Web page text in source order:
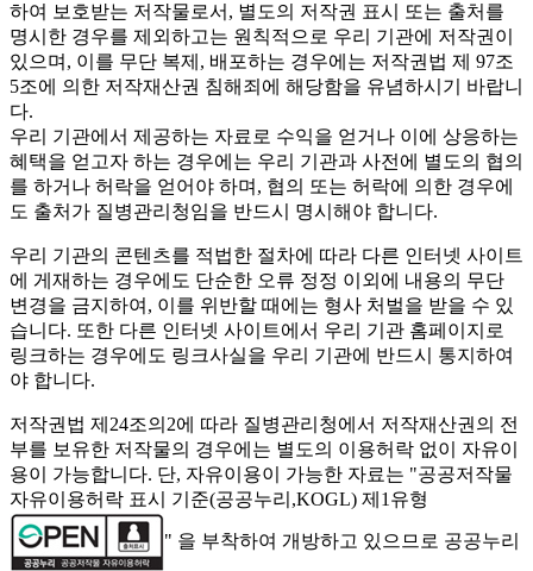
하여 보호받는 저작물로서, 별도의 저작권 표시 또는 출처를
명시한 경우를 제외하고는 원칙적으로 우리 기관에 저작권이
있으며, 이를 무단 복제, 배포하는 경우에는 저작권법 제 97조
5조에 의한 저작재산권 침해죄에 해당함을 유념하시기 바랍니
다.
우리 기관에서 제공하는 자료로 수익을 얻거나 이에 상응하는
혜택을 얻고자 하는 경우에는 우리 기관과 사전에 별도의 협의
를 하거나 허락을 얻어야 하며, 협의 또는 허락에 의한 경우에
도 출처가 질병관리청임을 반드시 명시해야 합니다.
우리 기관의 콘텐츠를 적법한 절차에 따라 다른 인터넷 사이트
에 게재하는 경우에도 단순한 오류 정정 이외에 내용의 무단
변경을 금지하여, 이를 위반할 때에는 형사 처벌을 받을 수 있
습니다. 또한 다른 인터넷 사이트에서 우리 기관 홈페이지로
링크하는 경우에도 링크사실을 우리 기관에 반드시 통지하여
야 합니다.
저작권법 제24조의2에 따라 질병관리청에서 저작재산권의 전
부를 보유한 저작물의 경우에는 별도의 이용허락 없이 자유이
용이 가능합니다. 단, 자유이용이 가능한 자료는 "공공저작물
자유이용허락 표시 기준(공공누리,KOGL) 제1유형
" 을 부착하여 개방하고 있으므로 공공누리